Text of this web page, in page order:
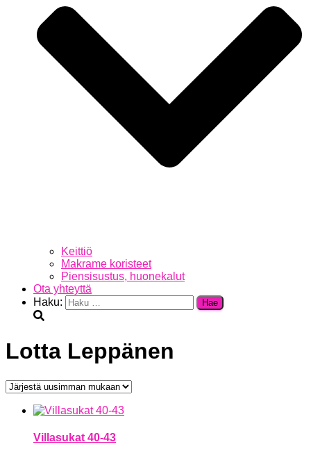
Keittiö
Makrame koristeet
Piensisustus, huonekalut
Ota yhteyttä
Haku:
Lotta Leppänen
Villasukat 40-43